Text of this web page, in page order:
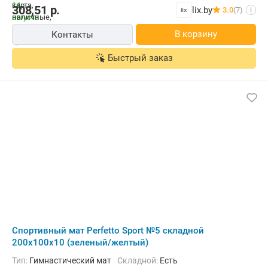
308,51 р. lix.by 3.0(7) i
Контакты В корзину
Быстрый заказ
Cпортивный мат Perfetto Sport №5 складной
200x100x10 (зеленый/желтый)
Тип: Гимнастический мат Складной: Есть